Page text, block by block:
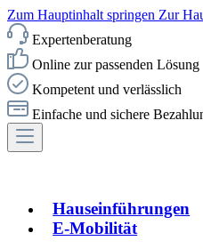
Zum Hauptinhalt springen Zur
Expertenberatung
Online zur passenden Lösung
Kompetent und verlässlich
Einfache und sichere
Hauseinführungen
E-Mobilität